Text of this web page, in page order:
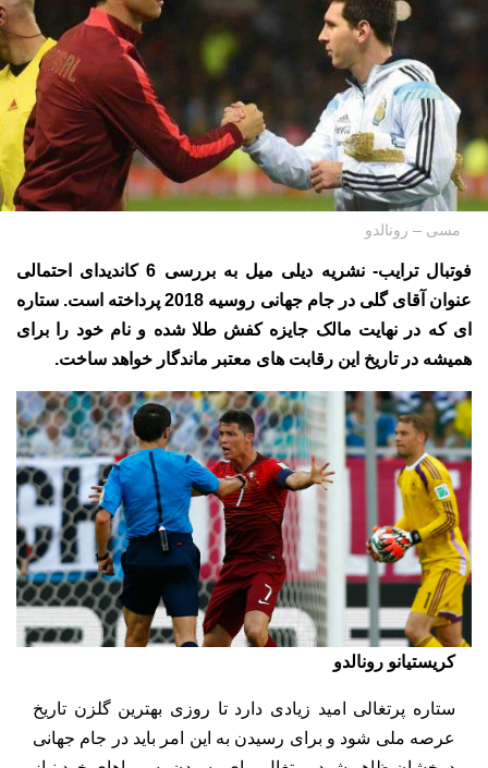
مسی – رونالدو
فوتبال ترایب- نشریه دیلی میل به بررسی 6 کاندیدای احتمالی
عنوان آقای گلی در جام جهانی روسیه 2018 پرداخته است. ستاره
ای که در نهایت مالک جایزه کفش طلا شده و نام خود را برای
همیشه در تاریخ این رقابت های معتبر ماندگار خواهد ساخت.
کریستیانو رونالدو
ستاره پرتغالی امید زیادی دارد تا روزی بهترین گلزن تاریخ
عرصه ملی شود و برای رسیدن به این امر باید در جام جهانی